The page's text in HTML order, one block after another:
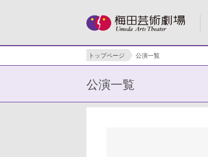
トップページ 公演一覧
公演一覧